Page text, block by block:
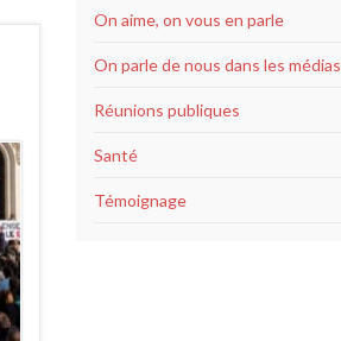
On aime, on vous en parle
On parle de nous dans les médias
Réunions publiques
Santé
Témoignage